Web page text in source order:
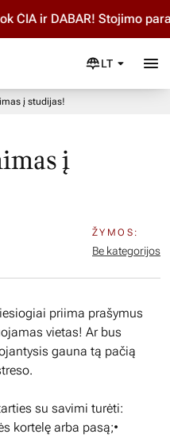
ir DABAR! Stojimo
LT
į studijas!
į
ŽYMOS:
Be kategorijos
priima prašymus
vietas! Ar bus
gauna tą pačią
su savimi turėti:
kortelę arba pasą;•